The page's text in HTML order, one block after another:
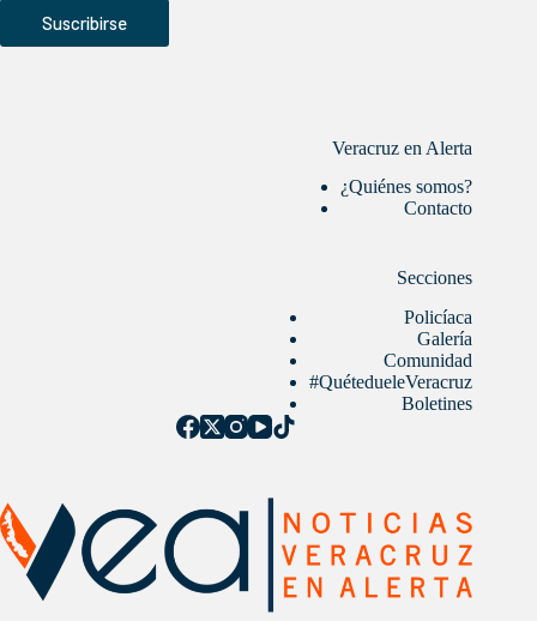
Suscribirse
Veracruz en Alerta
¿Quiénes somos?
Contacto
Secciones
Policíaca
Galería
Comunidad
#QuétedueleVeracruz
Boletines